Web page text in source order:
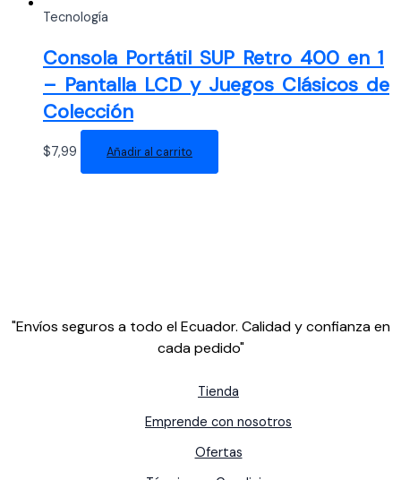
Tecnología
Consola Portátil SUP Retro 400 en 1
– Pantalla LCD y Juegos Clásicos de
Colección
$7,99 Añadir al carrito
"Envíos seguros a todo el Ecuador. Calidad y confianza en
cada pedido"
Tienda
Emprende con nosotros
Ofertas